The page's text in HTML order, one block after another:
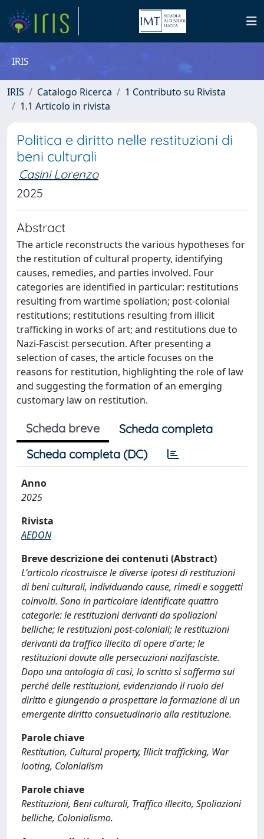
IRIS
IRIS Catalogo Ricerca
1 Contributo su Rivista
1.1 Articolo in rivista
Politica e diritto nelle restituzioni di
beni culturali
Casini Lorenzo
2025
Abstract
The article reconstructs the various hypotheses for
the restitution of cultural property, identifying
causes, remedies, and parties involved. Four
categories are identified in particular: restitutions
resulting from wartime spoliation; post-colonial
restitutions; restitutions resulting from illicit
trafficking in works of art; and restitutions due to
Nazi-Fascist persecution. After presenting a
selection of cases, the article focuses on the
reasons for restitution, highlighting the role of law
and suggesting the formation of an emerging
customary law on restitution.
Scheda breve
Scheda completa
Scheda completa (DC)
Anno
2025
Rivista
AEDON
Breve descrizione dei contenuti (Abstract)
L'articolo ricostruisce le diverse ipotesi di restituzioni
di beni culturali, individuando cause, rimedi e soggetti
coinvolti. Sono in particolare identificate quattro
categorie: le restituzioni derivanti da spoliazioni
belliche; le restituzioni post-coloniali; le restituzioni
derivanti da traffico illecito di opere d'arte; le
restituzioni dovute alle persecuzioni nazifasciste.
Dopo una antologia di casi, lo scritto si sofferma sui
perché delle restituzioni, evidenziando il ruolo del
diritto e giungendo a prospettare la formazione di un
emergente diritto consuetudinario alla restituzione.
Parole chiave
Restitution, Cultural property, Illicit trafficking, War
looting, Colonialism
Parole chiave
Restituzioni, Beni culturali, Traffico illecito, Spoliazioni
belliche, Colonialismo.